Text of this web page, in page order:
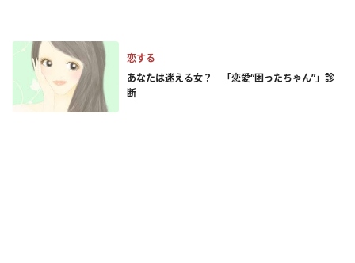
恋する
あなたは迷える女？ 「恋愛“困ったちゃん”」診
断